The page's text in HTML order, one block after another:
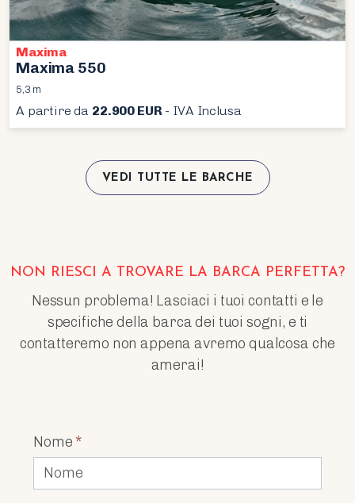
Maxima
Maxima 550
5,3 m
A partire da 22.900 EUR- IVA Inclusa
VEDI TUTTE LE BARCHE
NON RIESCI A TROVARE LA BARCA PERFETTA?
Nessun problema! Lasciaci i tuoi contatti e le
specifiche della barca dei tuoi sogni, e ti
contatteremo non appena avremo qualcosa che
amerai!
Nome*